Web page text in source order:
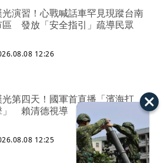
光演習！心戰喊話車罕見現蹤台南
區 發放「安全指引」疏導民眾
12:26
光第四天！國軍首直播「濱海打
」 賴清德視導
12:25